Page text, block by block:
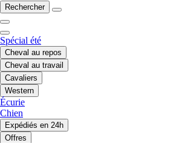
Rechercher
Spécial été
Cheval au repos
Cheval au travail
Cavaliers
Western
Écurie
Chien
Expédiés en 24h
Offres